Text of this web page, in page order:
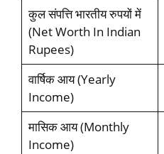
कुल संपत्ति भारतीय रुपयों में
(Net Worth In Indian
Rupees)
वार्षिक आय (Yearly
Income)
मासिक आय (Monthly
Income)